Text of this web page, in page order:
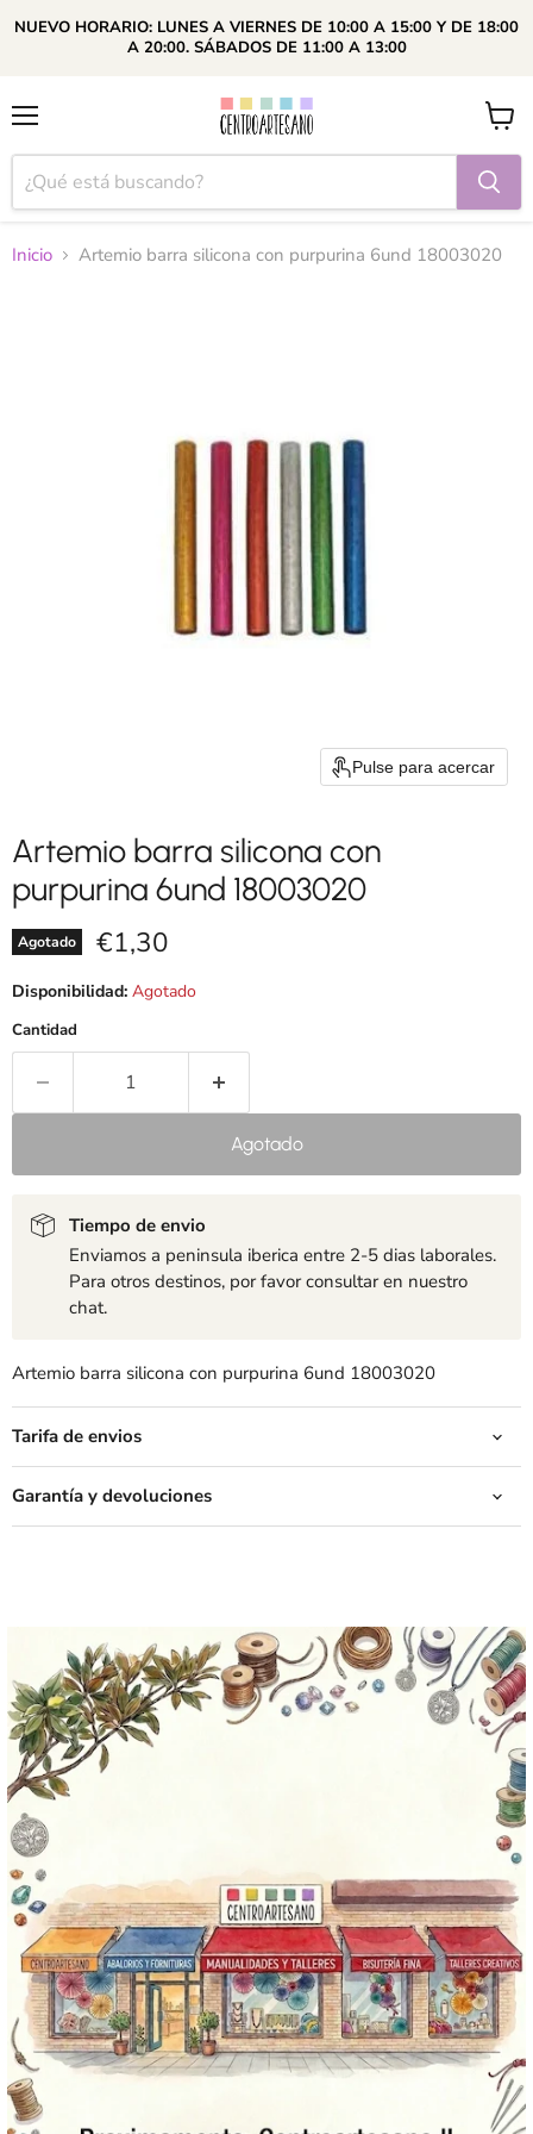
NUEVO HORARIO: LUNES A VIERNES DE 10:00 A 15:00 Y DE 18:00
A 20:00. SÁBADOS DE 11:00 A 13:00
Ver
carrito
Inicio Artemio barra silicona con purpurina 6und 18003020
Pulse para acercar
Artemio barra silicona con
purpurina 6und 18003020
Agotado Precio actual
€1,30
Disponibilidad: Agotado
Cantidad
Agotado
Tiempo de envio
Enviamos a peninsula iberica entre 2-5 dias laborales.
Para otros destinos, por favor consultar en nuestro
chat.
Artemio barra silicona con purpurina 6und 18003020
Tarifa de envios
Garantía y devoluciones